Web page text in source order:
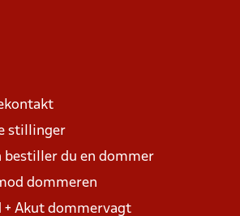
stillinger
bestiller du en dommer
dommeren
+ Akut dommervagt